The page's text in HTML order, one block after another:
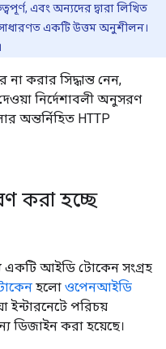
এবং অন্যদের দ্বারা লিখিত
একটি উত্তম অনুশীলন।
করার সিদ্ধান্ত নেন,
নির্দেশাবলী অনুসরণ
অন্তর্নিহিত HTTP
করা হচ্ছে
একটি আইডি টোকেন সংগ্রহ
হলো ওপেনআইডি
ইন্টারনেটে পরিচয়
ডিজাইন করা হয়েছে।